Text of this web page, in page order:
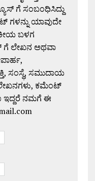
ಗೆ ಸಂಬಂಧಿಸಿದ್ದು
ಗಳನ್ನು ಯಾವುದೇ
ಬಳಗ
ಗೆ ಲೇಖನ ಅಥವಾ
ಸಂಸ್ಥೆ, ಸಮುದಾಯ
ಕಮೆಂಟ್
ಇದ್ದರೆ ನಮಗೆ ಈ